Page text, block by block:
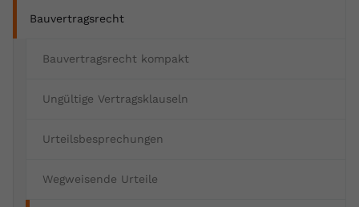
Bauvertragsrecht
Bauvertragsrecht kompakt
Ungültige Vertragsklauseln
Urteilsbesprechungen
Wegweisende Urteile
Name yt-remote-device-id
Anbieter Youtube.com
Laufzeit Session
Videopräferenzen des Benutzers zu
Videos verwendet.